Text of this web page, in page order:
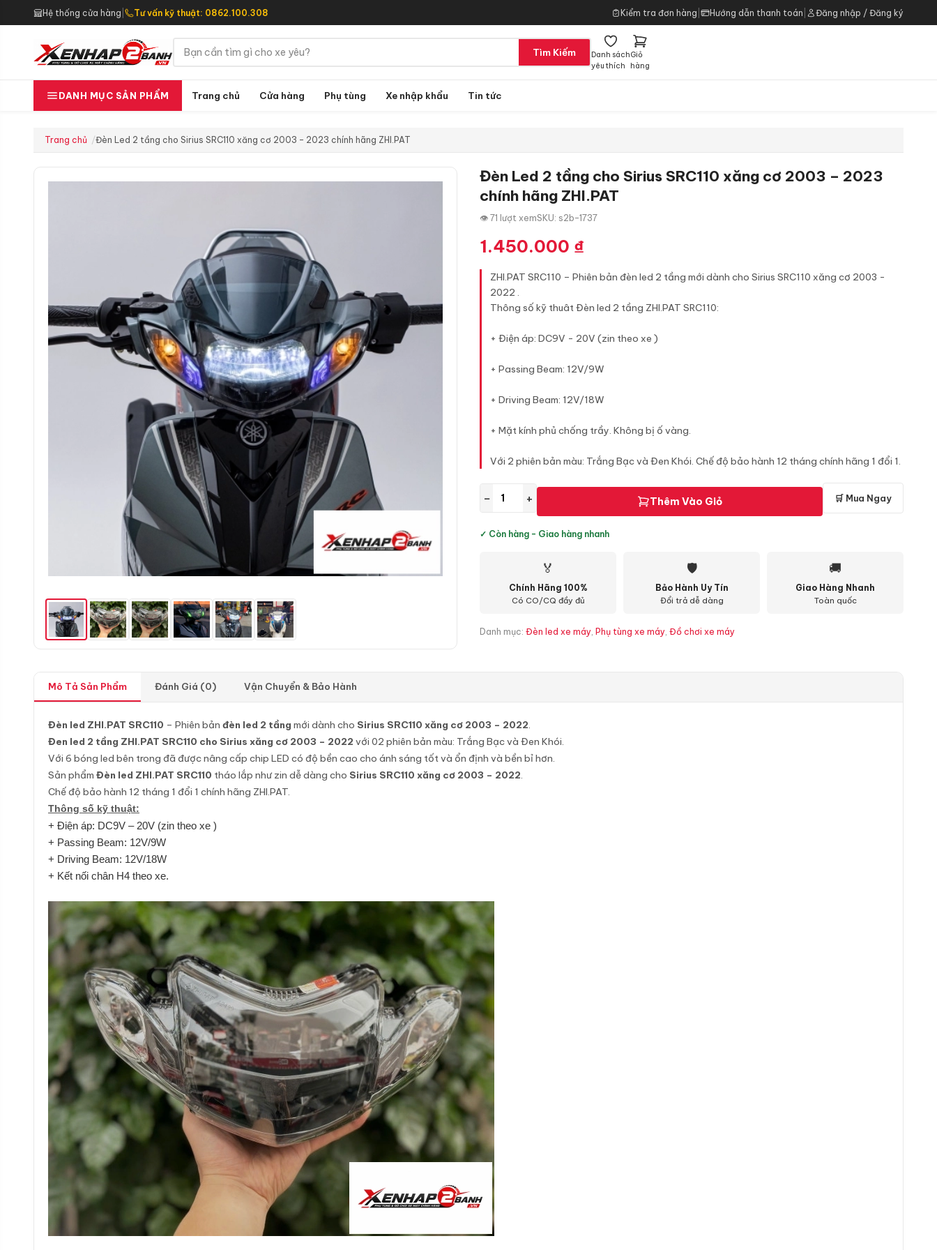
Hệ thống cửa hàng Tư vấn kỹ thuật: 0862.100.308 Kiểm tra đơn hàng Hướng dẫn thanh toán Đăng nhập / Đăng ký
Tìm Kiếm
Danh sách
yêu thích
Giỏ
hàng
DANH MỤC SẢN PHẨM Trang chủ Cửa hàng Phụ tùng Xe nhập khẩu Tin tức
Trang chủ Đèn Led 2 tầng cho Sirius SRC110 xăng cơ 2003 – 2023 chính hãng ZHI.PAT
Đèn Led 2 tầng cho Sirius SRC110 xăng cơ 2003 – 2023
chính hãng ZHI.PAT
👁 71 lượt xemSKU: s2b-1737
1.450.000 ₫
ZHI.PAT SRC110 – Phiên bản đèn led 2 tầng mới dành cho Sirius SRC110 xăng cơ 2003 -
2022 .
Thông số kỹ thuât Đèn led 2 tầng ZHI.PAT SRC110:
+ Điện áp: DC9V - 20V (zin theo xe )
+ Passing Beam: 12V/9W
+ Driving Beam: 12V/18W
+ Mặt kính phủ chống trầy. Không bị ố vàng.
Với 2 phiên bản màu: Trắng Bạc và Đen Khói. Chế độ bảo hành 12 tháng chính hãng 1 đổi 1.
− + Thêm Vào Giỏ 🛒 Mua Ngay
✓ Còn hàng - Giao hàng nhanh
🏅
Chính Hãng 100%
Có CO/CQ đầy đủ
🛡
Bảo Hành Uy Tín
Đổi trả dễ dàng
🚚
Giao Hàng Nhanh
Toàn quốc
Danh mục: Đèn led xe máy, Phụ tùng xe máy, Đồ chơi xe máy
Mô Tả Sản Phẩm Đánh Giá (0) Vận Chuyển & Bảo Hành
Đèn led ZHI.PAT SRC110 – Phiên bản đèn led 2 tầng mới dành cho Sirius SRC110 xăng cơ 2003 – 2022.
Đen led 2 tầng ZHI.PAT SRC110 cho Sirius xăng cơ 2003 – 2022 với 02 phiên bản màu: Trắng Bạc và Đen Khói.
Với 6 bóng led bên trong đã được nâng cấp chip LED có độ bền cao cho ánh sáng tốt và ổn định và bền bỉ hơn.
Sản phẩm Đèn led ZHI.PAT SRC110 tháo lắp như zin dễ dàng cho Sirius SRC110 xăng cơ 2003 – 2022.
Chế độ bảo hành 12 tháng 1 đổi 1 chính hãng ZHI.PAT.
Thông số kỹ thuật:
+ Điện áp: DC9V – 20V (zin theo xe )
+ Passing Beam: 12V/9W
+ Driving Beam: 12V/18W
+ Kết nối chân H4 theo xe.